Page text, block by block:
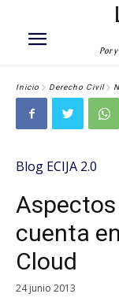
Por
Inicio Derecho Civil
Blog ECIJA 2.0
cuenta
Cloud
24 junio 2013